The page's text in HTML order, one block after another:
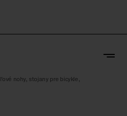
nohy, stojany pre bicykle,